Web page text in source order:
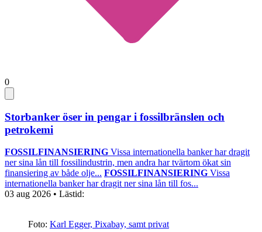
0
Storbanker öser in pengar i fossilbränslen och
petrokemi
FOSSILFINANSIERING Vissa internationella banker har dragit
ner sina lån till fossilindustrin, men andra har tvärtom ökat sin
finansiering av både olje... FOSSILFINANSIERING Vissa
internationella banker har dragit ner sina lån till fos...
03 aug 2026 • Lästid:
Foto: Karl Egger, Pixabay, samt privat